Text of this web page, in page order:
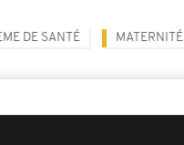
DE SANTÉ MATERNITÉ